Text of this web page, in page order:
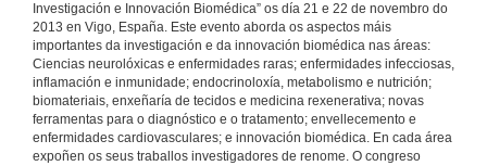
Investigación e Innovación Biomédica” os día 21 e 22 de novembro do
2013 en Vigo, España. Este evento aborda os aspectos máis
importantes da investigación e da innovación biomédica nas áreas:
Ciencias neurolóxicas e enfermidades raras; enfermidades infecciosas,
inflamación e inmunidade; endocrinoloxía, metabolismo e nutrición;
biomateriais, enxeñaría de tecidos e medicina rexenerativa; novas
ferramentas para o diagnóstico e o tratamento; envellecemento e
enfermidades cardiovasculares; e innovación biomédica. En cada área
expoñen os seus traballos investigadores de renome. O congreso